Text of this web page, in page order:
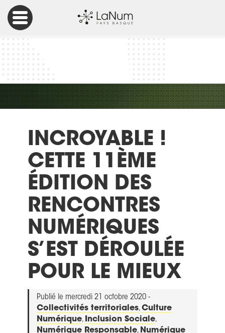
Incroyable ! Cette 11ème édition des Rencontres
INCROYABLE !
CETTE 11ÈME
ÉDITION DES
RENCONTRES
NUMÉRIQUES
S’EST DÉROULÉE
POUR LE MIEUX
Publié le mercredi 21 octobre 2020 -
Collectivités territoriales,Culture
Numérique, Inclusion Sociale,
Numérique Responsable, Numérique